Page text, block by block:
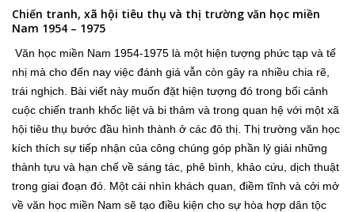
Chiến tranh, xã hội tiêu thụ và thị trường văn học miền
Nam 1954 – 1975
Văn học miền Nam 1954-1975 là một hiện tượng phức tạp và tế
nhị mà cho đến nay việc đánh giá vẫn còn gây ra nhiều chia rẽ,
trái nghịch. Bài viết này muốn đặt hiện tượng đó trong bối cảnh
cuộc chiến tranh khốc liệt và bi thảm và trong quan hệ với một xã
hội tiêu thụ bước đầu hình thành ở các đô thị. Thị trường văn học
kích thích sự tiếp nhận của công chúng góp phần lý giải những
thành tựu và hạn chế về sáng tác, phê bình, khảo cứu, dịch thuật
trong giai đoạn đó. Một cái nhìn khách quan, điềm tĩnh và cởi mở
về văn học miền Nam sẽ tạo điều kiện cho sự hòa hợp dân tộc